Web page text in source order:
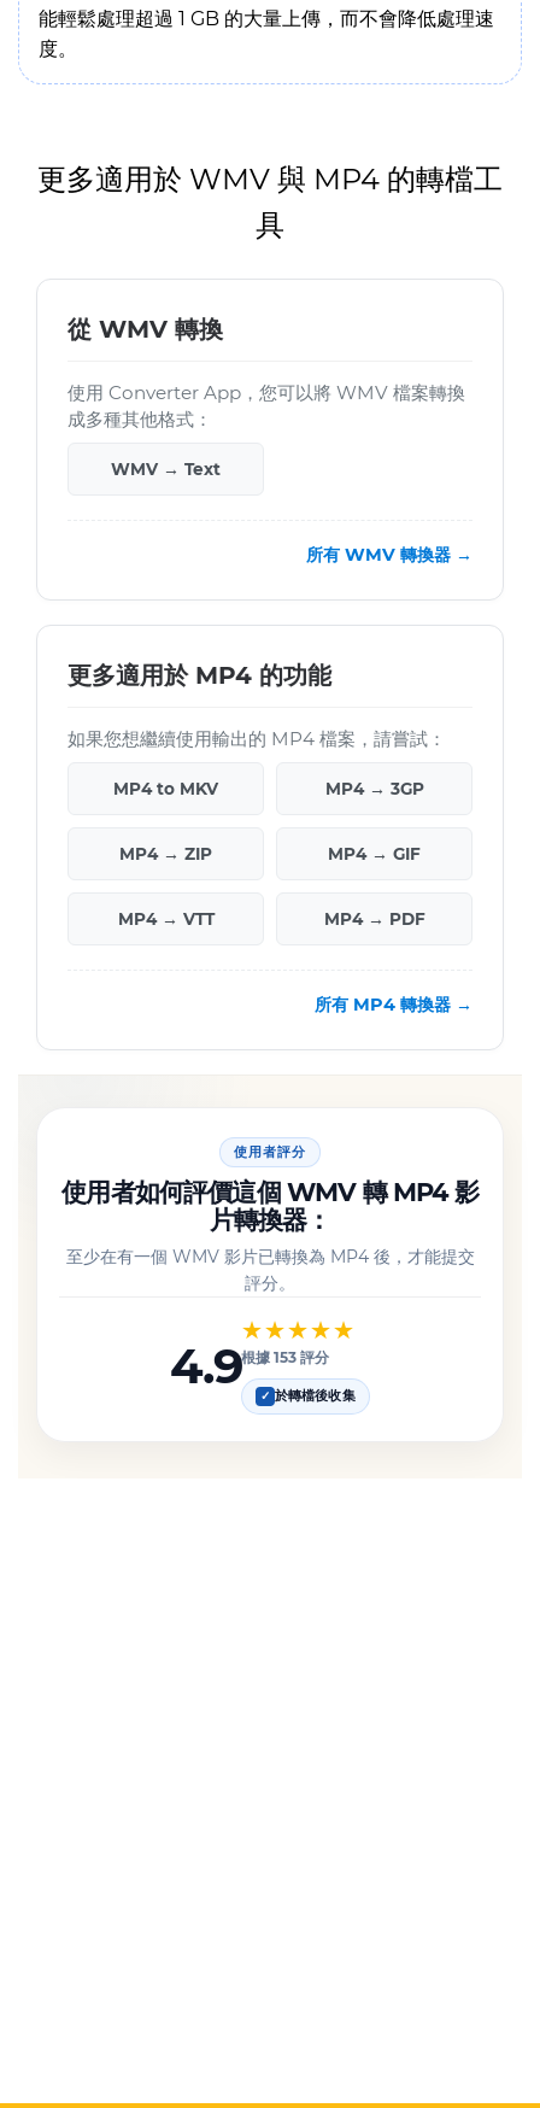
能輕鬆處理超過 1 GB 的大量上傳，而不會降低處理速
度。
更多適用於 WMV 與 MP4 的轉檔工
具
從 WMV 轉換
使用 Converter App，您可以將 WMV 檔案轉換
成多種其他格式：
WMV → Text
所有 WMV 轉換器 →
更多適用於 MP4 的功能
如果您想繼續使用輸出的 MP4 檔案，請嘗試：
MP4 to MKV MP4 → 3GP
MP4 → ZIP MP4 → GIF
MP4 → VTT MP4 → PDF
所有 MP4 轉換器 →
使用者評分
使用者如何評價這個 WMV 轉 MP4 影
片轉換器：
至少在有一個 WMV 影片已轉換為 MP4 後，才能提交
評分。
4.9
★★★★★
根據 153 評分
✓ 於轉檔後收集